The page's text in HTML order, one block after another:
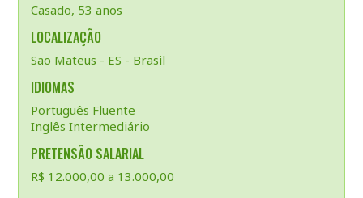
Casado, 53 anos
LOCALIZAÇÃO
Sao Mateus - ES - Brasil
IDIOMAS
Português Fluente
Inglês Intermediário
PRETENSÃO SALARIAL
R$ 12.000,00 a 13.000,00